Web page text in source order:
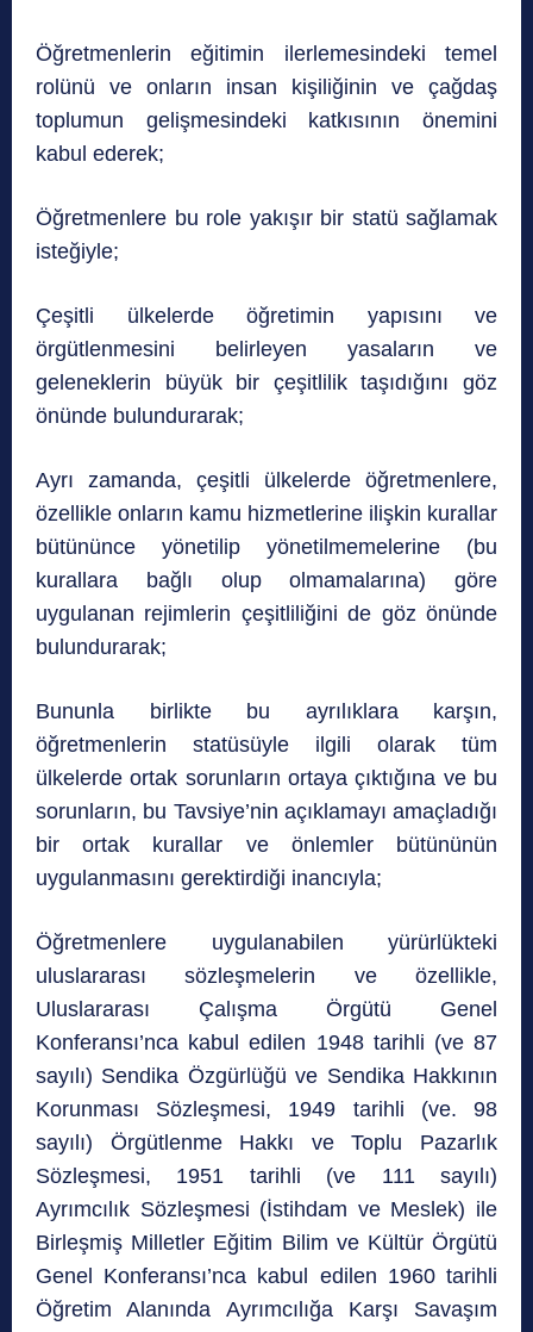
Öğretmenlerin eğitimin ilerlemesindeki temel
rolünü ve onların insan kişiliğinin ve çağdaş
toplumun gelişmesindeki katkısının önemini
kabul ederek;
Öğretmenlere bu role yakışır bir statü sağlamak
isteğiyle;
Çeşitli ülkelerde öğretimin yapısını ve
örgütlenmesini belirleyen yasaların ve
geleneklerin büyük bir çeşitlilik taşıdığını göz
önünde bulundurarak;
Ayrı zamanda, çeşitli ülkelerde öğretmenlere,
özellikle onların kamu hizmetlerine ilişkin kurallar
bütününce yönetilip yönetilmemelerine (bu
kurallara bağlı olup olmamalarına) göre
uygulanan rejimlerin çeşitliliğini de göz önünde
bulundurarak;
Bununla birlikte bu ayrılıklara karşın,
öğretmenlerin statüsüyle ilgili olarak tüm
ülkelerde ortak sorunların ortaya çıktığına ve bu
sorunların, bu Tavsiye’nin açıklamayı amaçladığı
bir ortak kurallar ve önlemler bütününün
uygulanmasını gerektirdiği inancıyla;
Öğretmenlere uygulanabilen yürürlükteki
uluslararası sözleşmelerin ve özellikle,
Uluslararası Çalışma Örgütü Genel
Konferansı’nca kabul edilen 1948 tarihli (ve 87
sayılı) Sendika Özgürlüğü ve Sendika Hakkının
Korunması Sözleşmesi, 1949 tarihli (ve. 98
sayılı) Örgütlenme Hakkı ve Toplu Pazarlık
Sözleşmesi, 1951 tarihli (ve 111 sayılı)
Ayrımcılık Sözleşmesi (İstihdam ve Meslek) ile
Birleşmiş Milletler Eğitim Bilim ve Kültür Örgütü
Genel Konferansı’nca kabul edilen 1960 tarihli
Öğretim Alanında Ayrımcılığa Karşı Savaşım